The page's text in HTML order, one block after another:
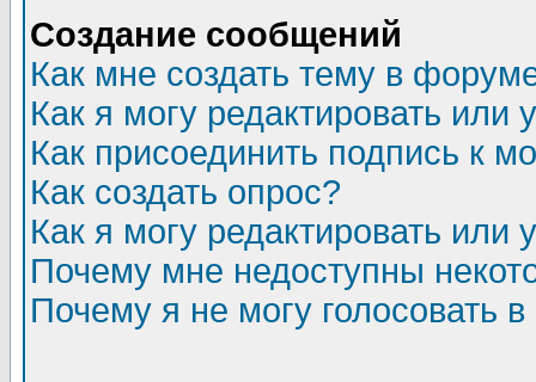
Создание сообщений
Как мне создать тему в
Как я могу редактировать или
Как присоединить подпись к
Как создать опрос?
Как я могу редактировать или
Почему мне недоступны
Почему я не могу голосовать